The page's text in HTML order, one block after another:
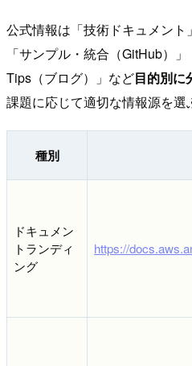
公式情報は「技術ドキュメント
「サンプル・統合（GitHub）
Tips（ブログ）」など目的別に
課題に応じて適切な情報源を選
種別
ドキュメン
トランディ
ング
https://